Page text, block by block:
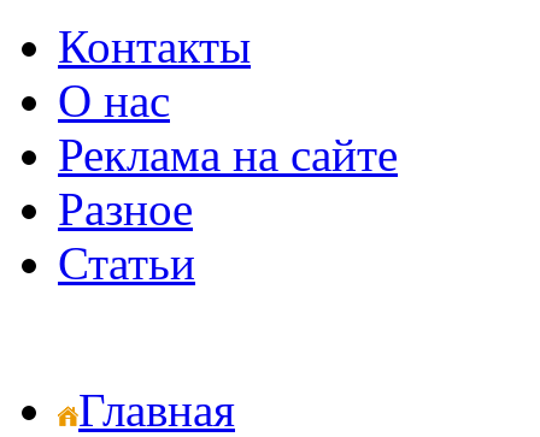
Контакты
О нас
Реклама на сайте
Разное
Статьи
Главная